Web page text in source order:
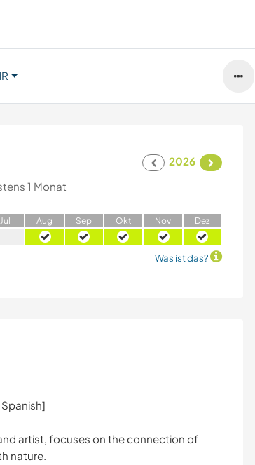
2026
1 Monat
Jul Aug Sep Okt Nov Dez
Was ist das?
artist, focuses on the connection of
nature.